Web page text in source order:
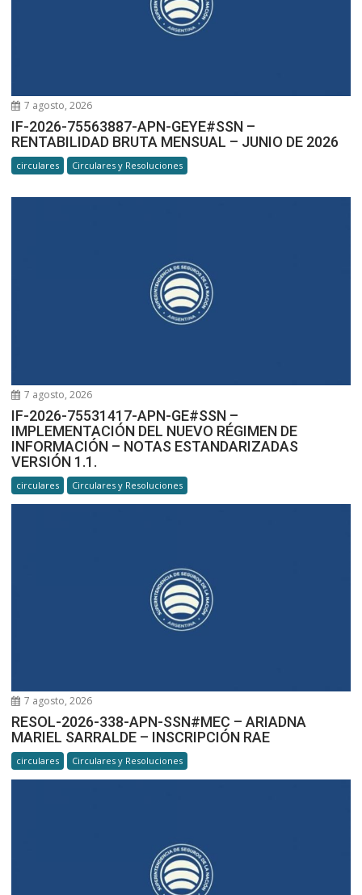
7 agosto, 2026
IF-2026-75563887-APN-GEYE#SSN –
RENTABILIDAD BRUTA MENSUAL – JUNIO DE 2026
circulares Circulares y Resoluciones
7 agosto, 2026
IF-2026-75531417-APN-GE#SSN –
IMPLEMENTACIÓN DEL NUEVO RÉGIMEN DE
INFORMACIÓN – NOTAS ESTANDARIZADAS
VERSIÓN 1.1.
circulares Circulares y Resoluciones
7 agosto, 2026
RESOL-2026-338-APN-SSN#MEC – ARIADNA
MARIEL SARRALDE – INSCRIPCIÓN RAE
circulares Circulares y Resoluciones